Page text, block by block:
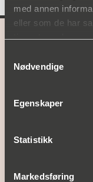
med annen
eller som de har
tjenestene deres.
Nødvendige
Egenskaper
Statistikk
Markedsføring